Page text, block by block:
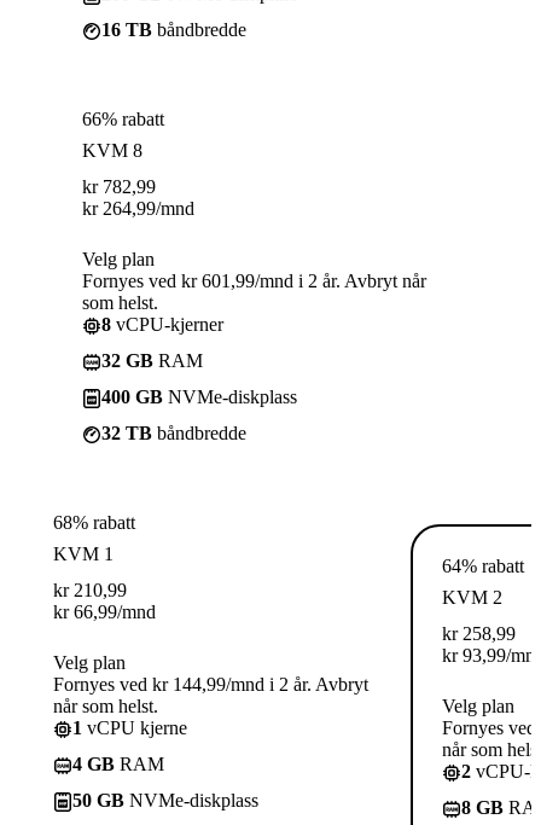
16 TB båndbredde
66% rabatt
KVM 8
kr 782,99
kr 264,99/mnd
Velg plan
Fornyes ved kr 601,99/mnd i 2 år. Avbryt når
som helst.
8 vCPU-kjerner
32 GB RAM
400 GB NVMe-diskplass
32 TB båndbredde
68% rabatt
KVM 1
kr 210,99
kr 66,99/mnd
Velg plan
Fornyes ved kr 144,99/mnd i 2 år. Avbryt
når som helst.
1 vCPU kjerne
4 GB RAM
50 GB NVMe-diskplass
64% rabatt
KVM 2
kr 258,99
kr 93,99/
Velg plan
Fornyes
når som
2 vCPU-
8 GB